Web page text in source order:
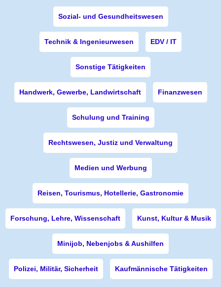
Sozial- und Gesundheitswesen
Technik & Ingenieurwesen EDV / IT
Sonstige Tätigkeiten
Handwerk, Gewerbe, Landwirtschaft Finanzwesen
Schulung und Training
Rechtswesen, Justiz und Verwaltung
Medien und Werbung
Reisen, Tourismus, Hotellerie, Gastronomie
Forschung, Lehre, Wissenschaft Kunst, Kultur & Musik
Minijob, Nebenjobs & Aushilfen
Polizei, Militär, Sicherheit Kaufmännische Tätigkeiten